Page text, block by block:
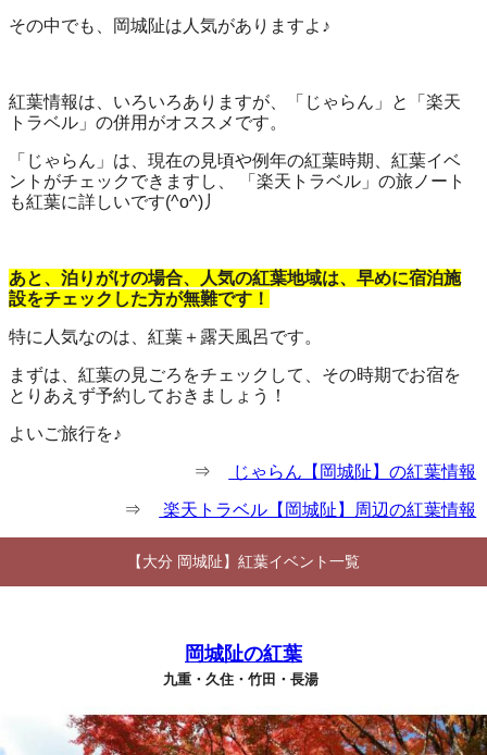
その中でも、岡城阯は人気がありますよ♪
紅葉情報は、いろいろありますが、「じゃらん」と「楽天
トラベル」の併用がオススメです。
「じゃらん」は、現在の見頃や例年の紅葉時期、紅葉イベ
ントがチェックできますし、 「楽天トラベル」の旅ノート
も紅葉に詳しいです(^o^)丿
あと、泊りがけの場合、人気の紅葉地域は、早めに宿泊施
設をチェックした方が無難です！
特に人気なのは、紅葉＋露天風呂です。
まずは、紅葉の見ごろをチェックして、その時期でお宿を
とりあえず予約しておきましょう！
よいご旅行を♪
⇒ じゃらん【岡城阯】の紅葉情報
⇒ 楽天トラベル【岡城阯】周辺の紅葉情報
【大分 岡城阯】紅葉イベント一覧
岡城阯の紅葉
九重・久住・竹田・長湯